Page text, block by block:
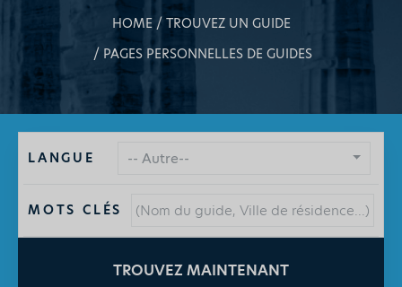
HOME
TROUVEZ UN GUIDE
PAGES PERSONNELLES DE GUIDES
LANGUE -- Autre--
MOTS CLÉS
TROUVEZ MAINTENANT